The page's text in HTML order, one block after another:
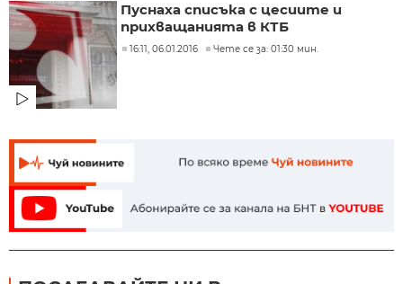
Пуснаха списъка с цесиите и
прихващанията в КТБ
16:11, 06.01.2016 Чете се за: 01:30 мин.